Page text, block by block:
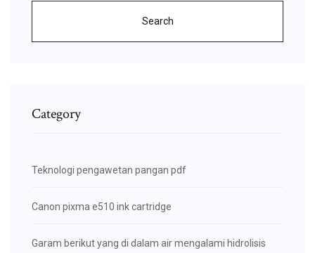
Search
Category
Teknologi pengawetan pangan pdf
Canon pixma e510 ink cartridge
Garam berikut yang di dalam air mengalami hidrolisis